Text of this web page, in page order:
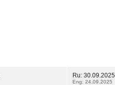
Ru: 30.09.2025
Eng: 24.09.2025